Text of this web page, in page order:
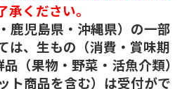
ください。
鹿児島県・沖縄県）の一部
は、生もの（消費・賞味期
（果物・野菜・活魚介類）
ト商品を含む）は受付がで